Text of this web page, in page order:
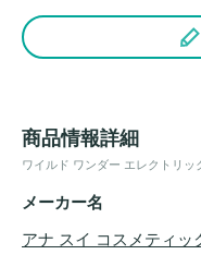
商品情報詳細
ワイルド ワンダー エレクトリ
メーカー名
アナ スイ コスメティッ